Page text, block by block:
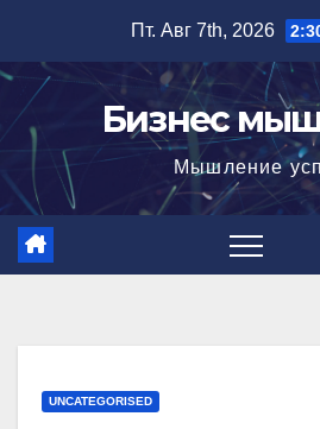
содержимому
Пт. Авг 7th, 2026
Бизнес
Мышление
UNCATEGORISED